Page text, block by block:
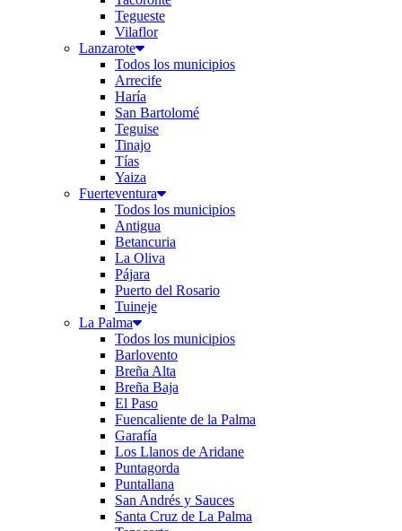
Tegueste
Vilaflor
Lanzarote
Todos los municipios
Arrecife
Haría
San Bartolomé
Teguise
Tinajo
Tías
Yaiza
Fuerteventura
Todos los municipios
Antigua
Betancuria
La Oliva
Pájara
Puerto del Rosario
Tuineje
La Palma
Todos los municipios
Barlovento
Breña Alta
Breña Baja
El Paso
Fuencaliente de la Palma
Garafía
Los Llanos de Aridane
Puntagorda
Puntallana
San Andrés y Sauces
Santa Cruz de La Palma